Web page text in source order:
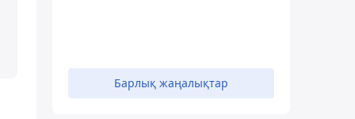
Барлық жаңалықтар